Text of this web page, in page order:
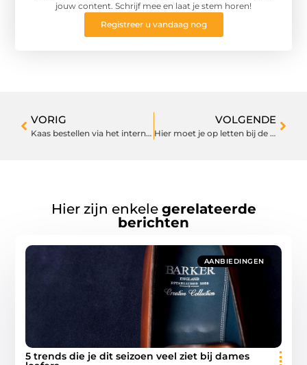
jouw content. Schrijf mee en laat je stem horen!
Registreer u vandaag nog
VORIG
Kaas bestellen via het internet? Ja natuurlijk!
VOLGENDE
Hier moet je op letten bij de isolatie van een oud huis
Hier zijn enkele gerelateerde
berichten
AANBIEDINGEN
5 trends die je dit seizoen veel ziet bij dames